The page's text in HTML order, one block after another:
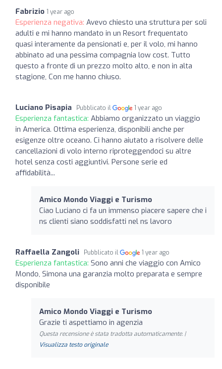
Fabrizio 1 year ago
Esperienza negativa: Avevo chiesto una struttura per soli
adulti e mi hanno mandato in un Resort frequentato
quasi interamente da pensionati e, per il volo, mi hanno
abbinato ad una pessima compagnia low cost. Tutto
questo a fronte di un prezzo molto alto, e non in alta
stagione, Con me hanno chiuso.
Luciano Pisapia Pubblicato il 1 year ago
Esperienza fantastica: Abbiamo organizzato un viaggio
in America. Ottima esperienza, disponibili anche per
esigenze oltre oceano. Ci hanno aiutato a risolvere delle
cancellazioni di volo interno riproteggendoci su altre
hotel senza costi aggiuntivi. Persone serie ed
affidabilità...
Amico Mondo Viaggi e Turismo
Ciao Luciano ci fa un immenso piacere sapere che i
ns clienti siano soddisfatti nel ns lavoro
Raffaella Zangoli Pubblicato il 1 year ago
Esperienza fantastica: Sono anni che viaggio con Amico
Mondo, Simona una garanzia molto preparata e sempre
disponibile
Amico Mondo Viaggi e Turismo
Grazie ti aspettiamo in agenzia
Questa recensione è stata tradotta automaticamente. |
Visualizza testo originale